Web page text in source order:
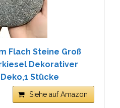
Flach Steine Groß
Dekorativer
Stücke
Siehe auf Amazon